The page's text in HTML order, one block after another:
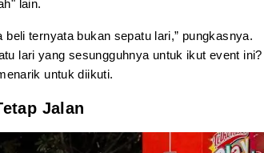
lain.
ternyata bukan sepatu lari,” pungkasnya.
lari yang sesungguhnya untuk ikut event ini?
untuk diikuti.
Jalan